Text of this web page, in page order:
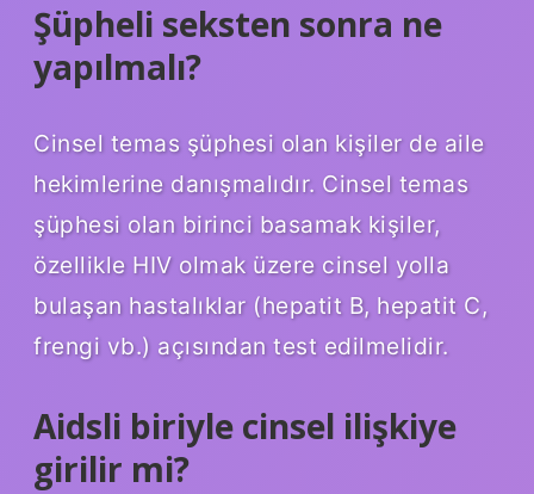
Şüpheli seksten sonra ne
yapılmalı?
Cinsel temas şüphesi olan kişiler de aile
hekimlerine danışmalıdır. Cinsel temas
şüphesi olan birinci basamak kişiler,
özellikle HIV olmak üzere cinsel yolla
bulaşan hastalıklar (hepatit B, hepatit C,
frengi vb.) açısından test edilmelidir.
Aidsli biriyle cinsel ilişkiye
girilir mi?